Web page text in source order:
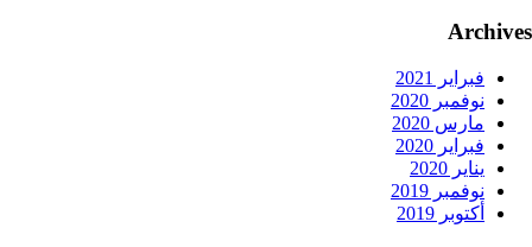
Archives
فبراير 2021
نوفمبر 2020
مارس 2020
فبراير 2020
يناير 2020
نوفمبر 2019
أكتوبر 2019